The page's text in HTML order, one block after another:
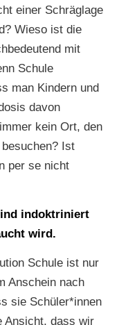
einer Schräglage
Wieso ist die
mit
Schule
man Kindern und
davon
kein Ort, den
Ist
per se nicht
indoktriniert
wird.
Schule ist nur
Anschein nach
sie Schüler*innen
Ansicht, dass wir